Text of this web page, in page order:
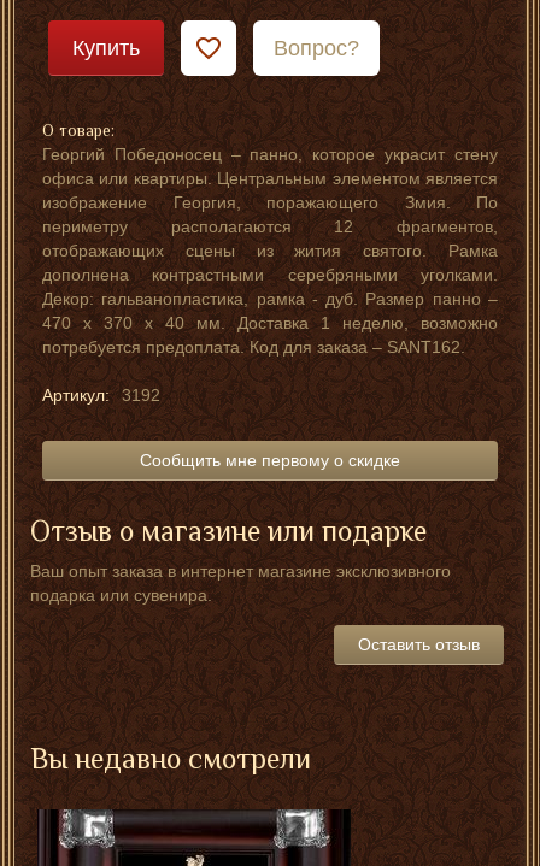
Купить Вопрос?
О товаре:
Георгий Победоносец – панно, которое украсит стену
офиса или квартиры. Центральным элементом является
изображение Георгия, поражающего Змия. По
периметру располагаются 12 фрагментов,
отображающих сцены из жития святого. Рамка
дополнена контрастными серебряными уголками.
Декор: гальванопластика, рамка - дуб. Размер панно –
470 х 370 х 40 мм. Доставка 1 неделю, возможно
потребуется предоплата. Код для заказа – SANT162.
Артикул: 3192
Сообщить мне первому о скидке
Отзыв о магазине или подарке
Ваш опыт заказа в интернет магазине эксклюзивного
подарка или сувенира.
Оставить отзыв
Вы недавно смотрели